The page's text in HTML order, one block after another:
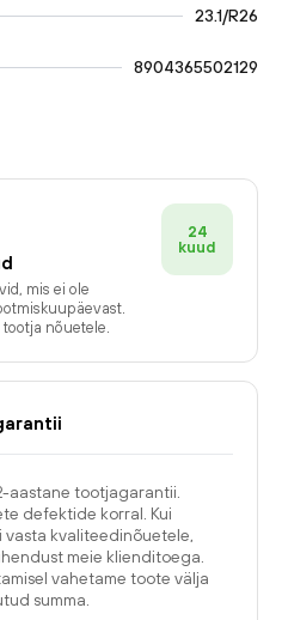
23.1/R26
8904365502129
mis ei ole
nõuetele.
24
kuud
aastane tootjagarantii.
defektide korral. Kui
kvaliteedinõuetele,
meie klienditoega.
vahetame toote välja
summa.